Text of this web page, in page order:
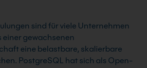
sind für viele Unternehmen
einer gewachsenen
eine belastbare, skalierbare
PostgreSQL hat sich als Open-